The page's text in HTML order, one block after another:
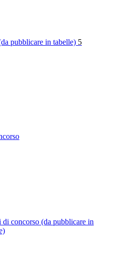
pubblicare in tabelle) 5
di concorso (da pubblicare in